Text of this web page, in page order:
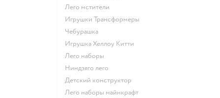
Лего мстители
Игрушки Трансформеры
Чебурашка
Игрушка Хеллоу Китти
Лего наборы
Ниндзяго лего
Детский конструктор
Лего наборы майнкрафт